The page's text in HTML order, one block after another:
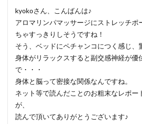
kyokoさん、こんばんは♪
アロマリンパマッサージにストレッチポ
ちゃすっきりしそうですね！
そう、ベッドにペチャンコにつく感じ、
身体がリラックスすると副交感神経が優
で・・・
身体と脳って密接な関係なんですね。
ネット等で読んだことのお粗末なレポー
が、
読んで頂いてありがとうございます♪